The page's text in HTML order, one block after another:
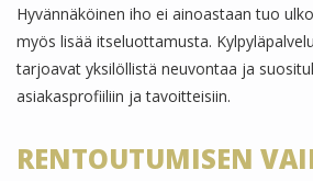
Hyvännäköinen iho ei ainoastaan tuo
myös lisää itseluottamusta.
tarjoavat yksilöllistä neuvontaa ja
asiakasprofiiliin ja tavoitteisiin.
RENTOUTUMISEN